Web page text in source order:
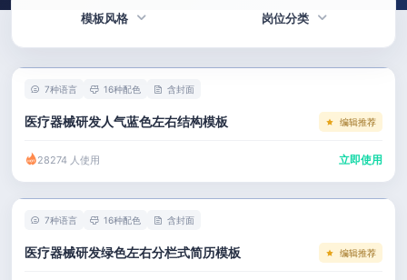
AI 模拟面试
AI 职场工具 New
简历模板
模板风格
简洁
应届生
左右分栏
考研复试
岗位分类
产品 / 设计
金融 / 汽车
市场 / 运营
人事 / 行政
7种语言 16种配色 含封面
医疗器械研发人气蓝色左右结构模板 编辑推荐
28274 人使用 立即使用
7种语言 16种配色 含封面
医疗器械研发绿色左右分栏式简历模板 编辑推荐